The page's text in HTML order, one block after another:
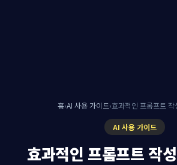
홈›AI 사용 가이드›효과적인 프롬프트
AI 사용 가이드
효과적인 프롬프트 작